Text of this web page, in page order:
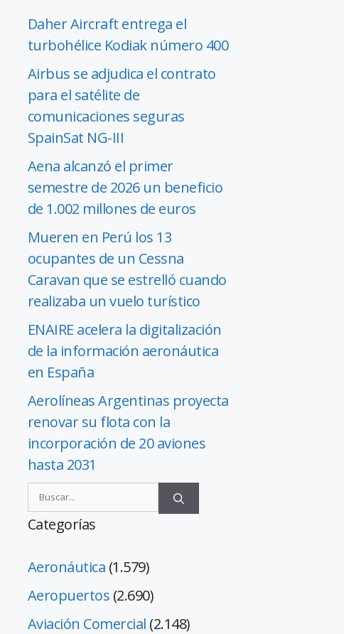
Daher Aircraft entrega el
turbohélice Kodiak número 400
Airbus se adjudica el contrato
para el satélite de
comunicaciones seguras
SpainSat NG-III
Aena alcanzó el primer
semestre de 2026 un beneficio
de 1.002 millones de euros
Mueren en Perú los 13
ocupantes de un Cessna
Caravan que se estrelló cuando
realizaba un vuelo turístico
ENAIRE acelera la digitalización
de la información aeronáutica
en España
Aerolíneas Argentinas proyecta
renovar su flota con la
incorporación de 20 aviones
hasta 2031
Categorías
Aeronáutica (1.579)
Aeropuertos (2.690)
Aviación Comercial (2.148)